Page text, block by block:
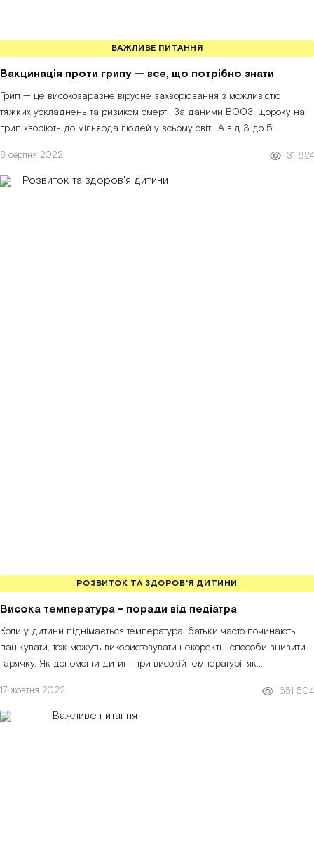
ВАЖЛИВЕ ПИТАННЯ
Вакцинація проти грипу — все, що потрібно знати
Грип — це високозаразне вірусне захворювання з можливістю
тяжких ускладнень та ризиком смерті. За даними ВООЗ, щороку на
грип хворіють до мільярда людей у всьому світі. А від 3 до 5
8 серпня 2022 31 624
РОЗВИТОК ТА ЗДОРОВ'Я ДИТИНИ
Висока температура - поради від педіатра
Коли у дитини піднімається температура, батьки часто починають
панікувати, тож можуть використовувати некоректні способи знизити
гарячку. Як допомогти дитині при високій температурі, як
17 жовтня 2022 651 504